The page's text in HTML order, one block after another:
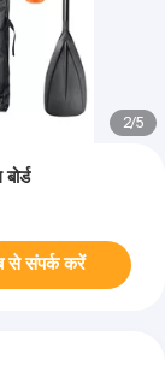
2/5
से संपर्क करें